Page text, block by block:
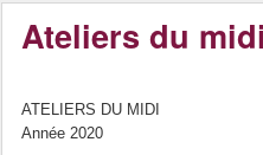
2022
2024
Ateliers du
ATELIERS DU MIDI
Année 2020